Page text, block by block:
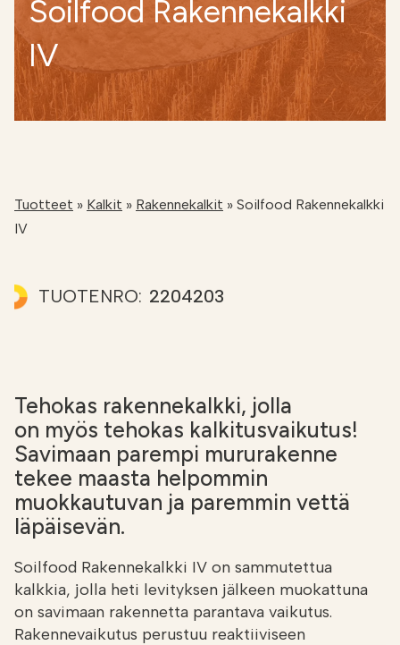
FI Etsi
VERKKOKAUPPA
Soilfood Rakennekalkki
IV
Tuotteet » Kalkit » Rakennekalkit » Soilfood Rakennekalkki
IV
TUOTENRO: 2204203
Tehokas rakennekalkki, jolla
on myös tehokas kalkitusvaikutus!
Savimaan parempi mururakenne
tekee maasta helpommin
muokkautuvan ja paremmin vettä
läpäisevän.
Soilfood Rakennekalkki IV on sammutettua
kalkkia, jolla heti levityksen jälkeen muokattuna
on savimaan rakennetta parantava vaikutus.
Rakennevaikutus perustuu reaktiiviseen